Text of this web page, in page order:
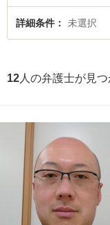
したい』『家族信託のト
『初回相談無料で家族信
詳細条件 未選択
12 人の弁護士が見